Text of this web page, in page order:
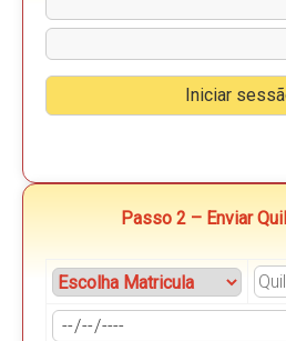
Passo 2 – Enviar